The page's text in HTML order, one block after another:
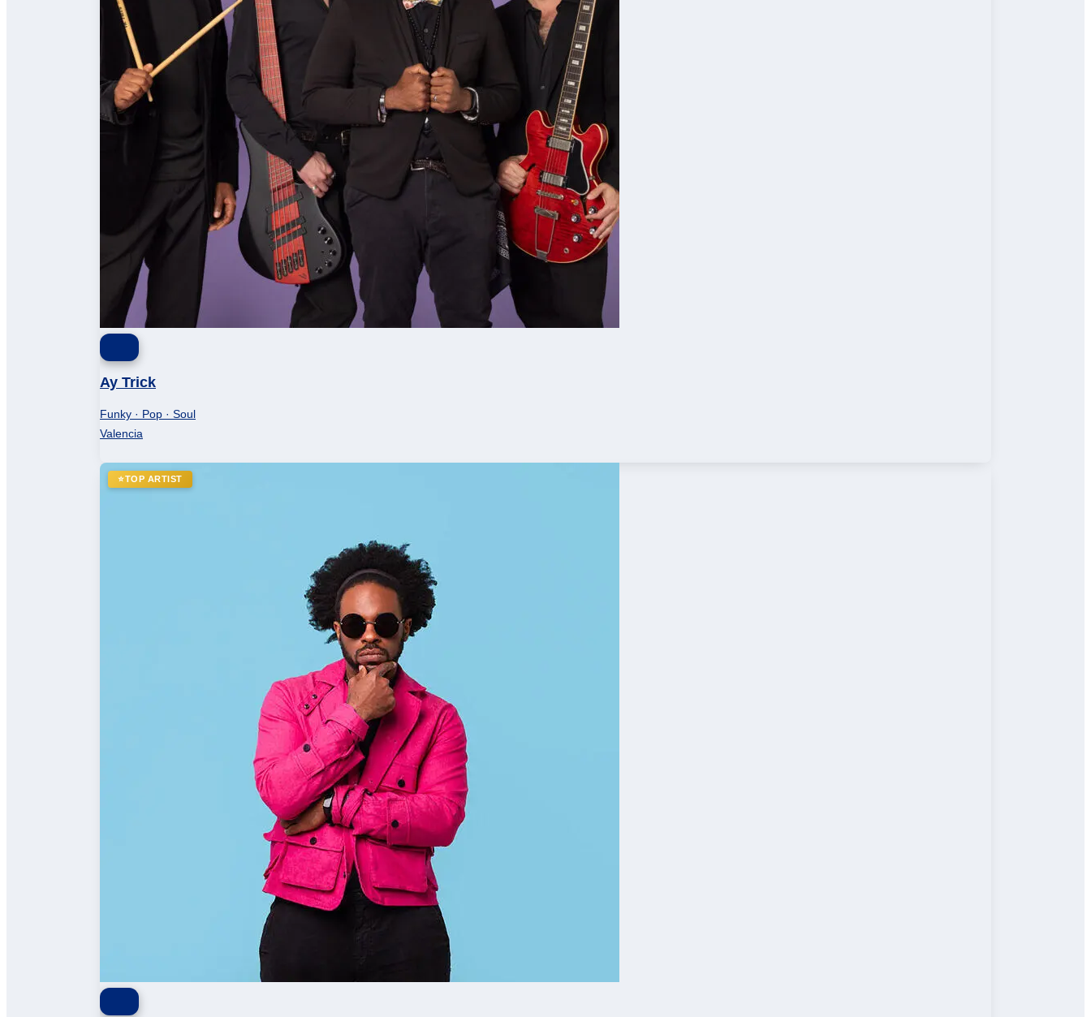
Ay Trick
Funky · Pop · Soul
Valencia
⭐TOP ARTIST